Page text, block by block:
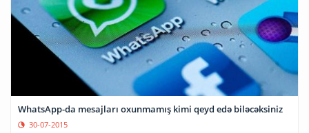
WhatsApp-da mesajları oxunmamış kimi qeyd edə biləcəksiniz
30-07-2015